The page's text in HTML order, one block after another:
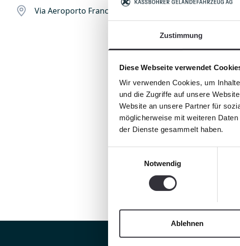
Zustimmung
Diese Webseite verwendet
Wir verwenden Cookies, um
und die Zugriffe auf unsere
Website an unsere Partner für
möglicherweise mit weiteren
der Dienste gesammelt haben.
Notwendig
Ablehnen
Via Aeroporto Francesco Baracca 10, 39100 Bolzano, Italy